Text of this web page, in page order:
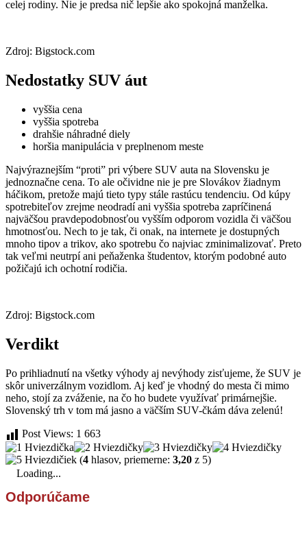
celej rodiny. Nie je predsa nič lepšie ako spokojná manželka.
Zdroj: Bigstock.com
Nedostatky SUV áut
vyššia cena
vyššia spotreba
drahšie náhradné diely
horšia manipulácia v preplnenom meste
Najvýraznejším “proti” pri výbere SUV auta na Slovensku je
jednoznačne cena. To ale očividne nie je pre Slovákov žiadnym
háčikom, pretože majú tieto typy stále rastúcu tendenciu. Od kúpy
spotrebiteľov zrejme neodradí ani vyššia spotreba zapríčinená
najväčšou pravdepodobnosťou vyšším odporom vozidla či väčšou
hmotnosťou. Nech to je tak, či onak, na internete je dostupných
mnoho tipov a trikov, ako spotrebu čo najviac zminimalizovať. Preto
tak veľmi neutrpí ani peňaženka študentov, ktorým podobné auto
požičajú ich ochotní rodičia.
Zdroj: Bigstock.com
Verdikt
Po prihliadnutí na všetky výhody aj nevýhody zisťujeme, že SUV je
skôr univerzálnym vozidlom. Aj keď je vhodný do mesta či mimo
neho, stojí za zváženie, na čo ho budete využívať primárnejšie.
Slovenský trh v tom má jasno a väčším SUV-čkám dáva zelenú!
Post Views: 1 663
(4 hlasov, priemerne: 3,20 z 5)
Loading...
Odporúčame